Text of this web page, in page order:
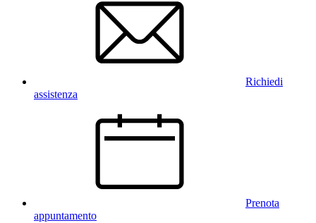
Richiedi
assistenza
Prenota
appuntamento